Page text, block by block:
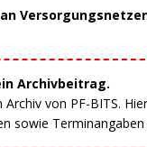
Archivbeitrag.
von PF-BITS.
sowie